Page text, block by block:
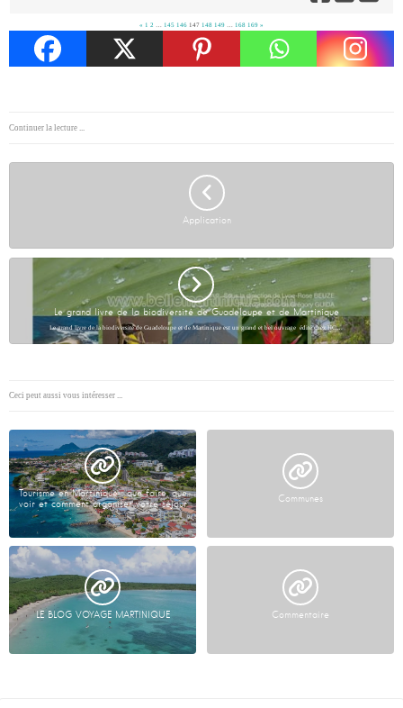
« 1 2 … 145 146 147 148 149 … 168 169 »
Continuer la lecture ...
Application
Le grand livre de la biodiversité de Guadeloupe et de Martinique
Le grand livre de la biodiversité de Guadeloupe et de Martinique est un grand et bel ouvrage édité chez HC…
Ceci peut aussi vous intéresser ...
Tourisme en Martinique : que faire, que
voir et comment organiser votre séjour
Communes
LE BLOG VOYAGE MARTINIQUE Commentaire